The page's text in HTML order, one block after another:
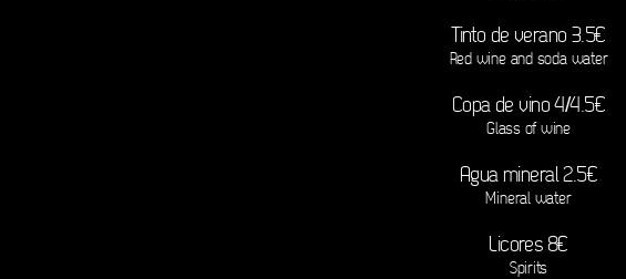
Tinto de verano 3.5€
Red wine and soda water
Copa de vino 4/4.5€
Glass of wine
Agua mineral 2.5€
Mineral water
Licores 8€
Spirits